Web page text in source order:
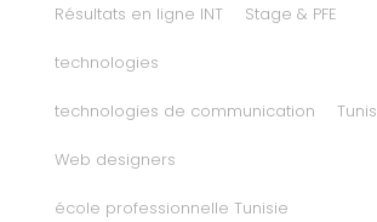
Résultats en ligne INT Stage & PFE
technologies
technologies de communication Tunis
Web designers
école professionnelle Tunisie